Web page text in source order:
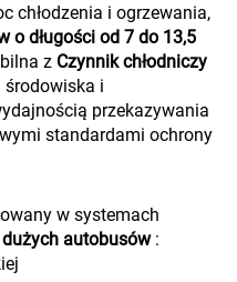
chłodzenia i ogrzewania,
o długości od 7 do 13,5
z Czynnik chłodniczy
środowiska i
przekazywania
standardami ochrony
w systemach
autobusów :